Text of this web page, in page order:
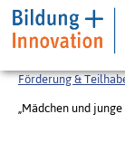
Förderung &
„Mädchen und